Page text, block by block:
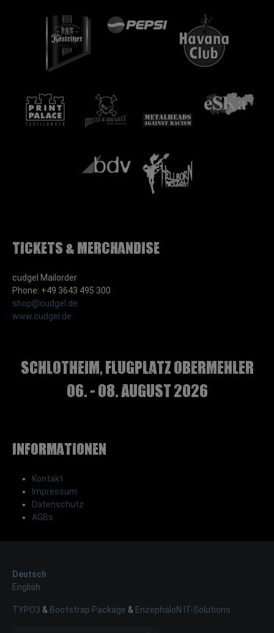
Tickets & Merchandise
cudgel Mailorder
Phone: +49 3643 495 300
shop@cudgel.de
www.cudgel.de
Schlotheim, Flugplatz Obermehler
06. - 08. August 2026
Informationen
Kontakt
Impressum
Datenschutz
AGBs
Deutsch
English
TYPO3 & Bootstrap Package & EnzephaloN IT-Solutions